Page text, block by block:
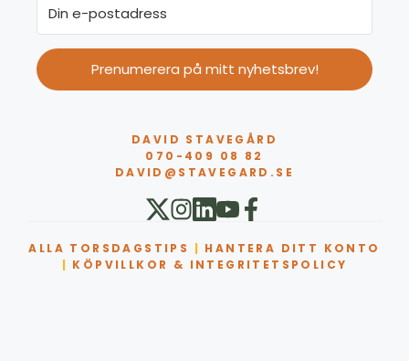
Prenumerera på mitt nyhetsbrev!
DAVID STAVEGÅRD
070-409 08 82
DAVID@STAVEGARD.SE
ALLA TORSDAGSTIPS | HANTERA DITT KONTO
| KÖPVILLKOR & INTEGRITETSPOLICY